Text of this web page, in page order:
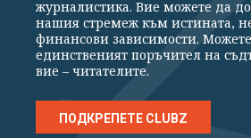
Издател на www.clubz.bg е „Клуб Зебра
Константинов" 3. Всички права запазени
Препечатването на материали, снимки и
разрешение ще бъде преследвано по
ОБЩИТЕ УСЛОВИЯ
журналистика. Вие можете да
нашия стремеж към истината,
финансови зависимости.
единственият поръчител на
вие – читателите.
ПОДКРЕПЕТЕ CLUBZ